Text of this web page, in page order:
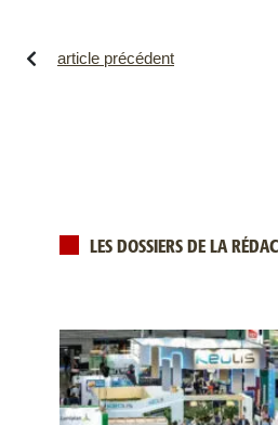
article précédent
LES DOSSIERS DE LA